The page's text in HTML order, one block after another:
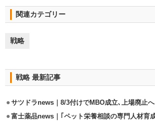
関連カテゴリー
戦略
戦略 最新記事
サツドラnews｜8/3付けでMBO成立､上場廃止へ